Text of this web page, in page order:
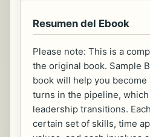
Resumen del Ebook
Please note: This is a
the original book. Sample
book will help you
turns in the pipeline,
leadership transitions.
certain set of skills, time